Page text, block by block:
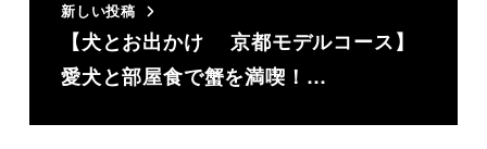
新しい投稿
【犬とお出かけ 京都モデルコース】
愛犬と部屋食で蟹を満喫！…